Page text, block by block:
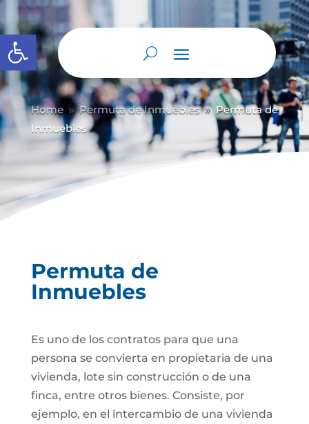
Abrir barra de herramientas
Home 9 Permuta de Inmuebles 9 Permuta de
Inmuebles
Permuta de
Inmuebles
Es uno de los contratos para que una
persona se convierta en propietaria de una
vivienda, lote sin construcción o de una
finca, entre otros bienes. Consiste, por
ejemplo, en el intercambio de una vivienda